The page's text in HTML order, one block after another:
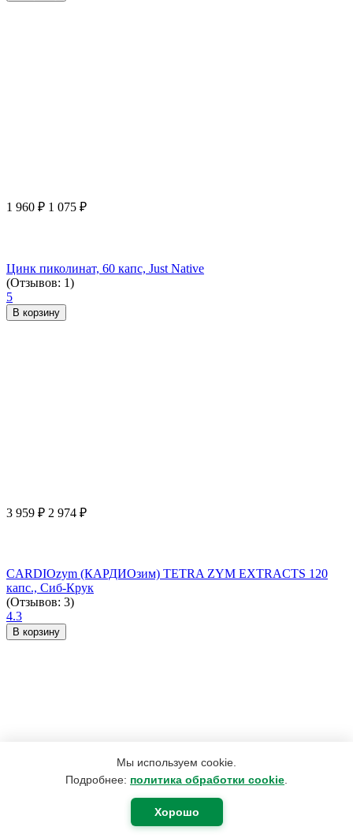
Мы используем cookie.
Подробнее: политика обработки cookie
Хорошо
1 960 ₽ 1 075 ₽
Цинк пиколинат, 60 капс, Just Native
(Отзывов: 1)
5
В корзину
3 959 ₽ 2 974 ₽
CARDIOzym (КАРДИОзим) TETRA ZYM EXTRACTS 120
капс., Сиб-Крук
(Отзывов: 3)
4.3
В корзину